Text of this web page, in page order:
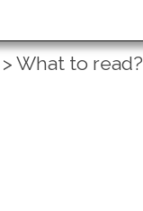
What to read?